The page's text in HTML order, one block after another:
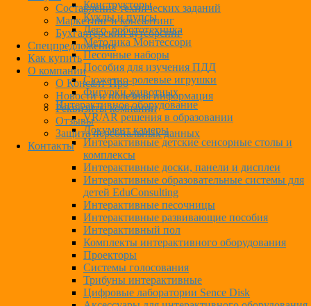
Составление технических заданий
Маркетинг и консалтинг
Бухгалтерский аутсорсинг
Спецпредложения
Как купить
О компании
О Консалт-Про
Новости и полезная информация
Реквизиты компании
Отзывы
Защита персональных данных
Контакты
Конструкторы
Куклы и пупсы
Лего, робототехника
Методика Монтессори
Песочные наборы
Пособия для изучения ПДД
Сюжетно-ролевые игрушки
Фигурки животных
Интерактивное оборудование
VR/AR решения в образовании
Документ камеры
Интерактивные детские сенсорные столы и
комплексы
Интерактивные доски, панели и дисплеи
Интерактивные образовательные системы для
детей EduConsulting
Интерактивные песочницы
Интерактивные развивающие пособия
Интерактивный пол
Комплекты интерактивного оборудования
Проекторы
Системы голосования
Трибуны интерактивные
Цифровые лаборатории Sence Disk